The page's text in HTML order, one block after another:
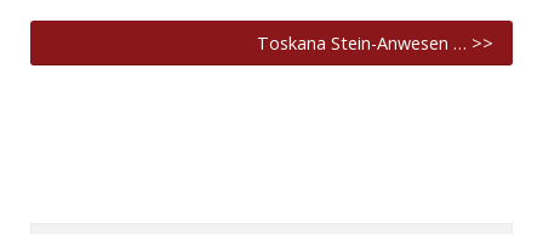
Toskana Stein-Anwesen … >>